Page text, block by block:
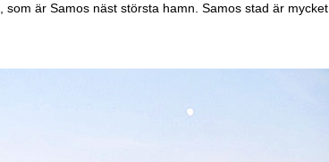
, som är Samos näst största hamn. Samos stad är mycket